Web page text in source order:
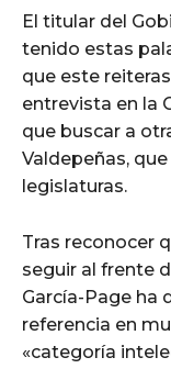
El titular del
tenido estas
que este
entrevista en la
que buscar a
Valdepeñas,
legislaturas.
Tras reconocer
seguir al frente
García-Page ha
referencia en
«categoría